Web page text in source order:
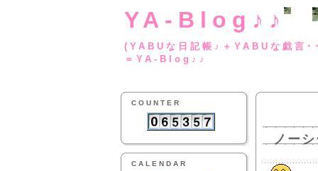
YA-Blog♪♪
(YABUな日記帳♪
＝YA-Blog♪♪
COUNTER
CALENDAR
ノー